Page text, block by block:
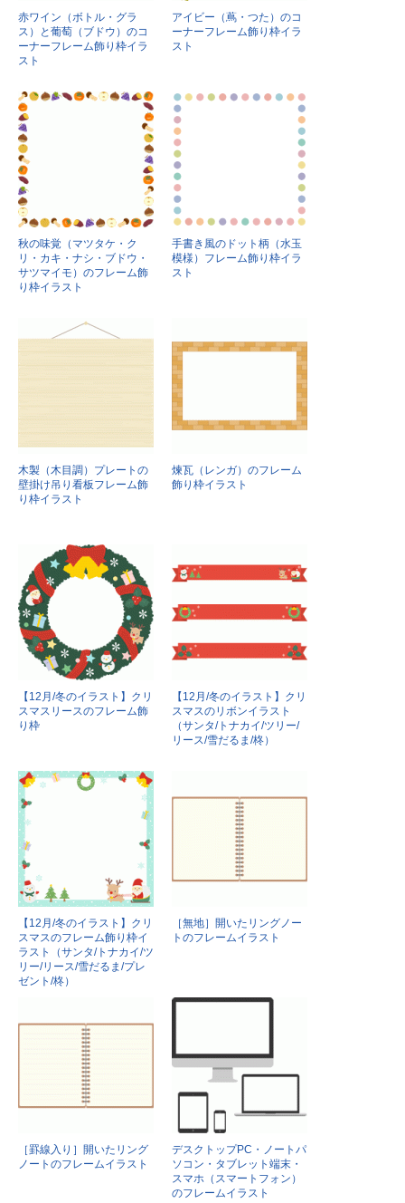
赤ワイン（ボトル・グラ
ス）と葡萄（ブドウ）のコ
ーナーフレーム飾り枠イラ
スト
アイビー（蔦・つた）のコ
ーナーフレーム飾り枠イラ
スト
秋の味覚（マツタケ・ク
リ・カキ・ナシ・ブドウ・
サツマイモ）のフレーム飾
り枠イラスト
手書き風のドット柄（水玉
模様）フレーム飾り枠イラ
スト
木製（木目調）プレートの
壁掛け吊り看板フレーム飾
り枠イラスト
煉瓦（レンガ）のフレーム
飾り枠イラスト
【12月/冬のイラスト】クリ
スマスリースのフレーム飾
り枠
【12月/冬のイラスト】クリ
スマスのリボンイラスト
（サンタ/トナカイ/ツリー/
リース/雪だるま/柊）
【12月/冬のイラスト】クリ
スマスのフレーム飾り枠イ
ラスト（サンタ/トナカイ/ツ
リー/リース/雪だるま/プレ
ゼント/柊）
［無地］開いたリングノー
トのフレームイラスト
［罫線入り］開いたリング
ノートのフレームイラスト
デスクトップPC・ノートパ
ソコン・タブレット端末・
スマホ（スマートフォン）
のフレームイラスト